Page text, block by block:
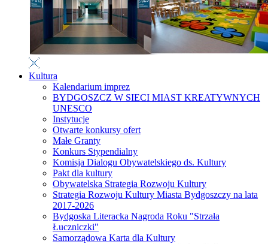
Kultura
Kalendarium imprez
BYDGOSZCZ W SIECI MIAST KREATYWNYCH
UNESCO
Instytucje
Otwarte konkursy ofert
Małe Granty
Konkurs Stypendialny
Komisja Dialogu Obywatelskiego ds. Kultury
Pakt dla kultury
Obywatelska Strategia Rozwoju Kultury
Strategia Rozwoju Kultury Miasta Bydgoszczy na lata
2017-2026
Bydgoska Literacka Nagroda Roku "Strzała
Łuczniczki"
Samorządowa Karta dla Kultury